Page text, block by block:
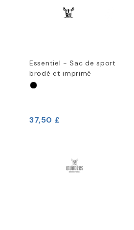
Essentiel - Sac de sport
brodé et imprimé
37,50 £